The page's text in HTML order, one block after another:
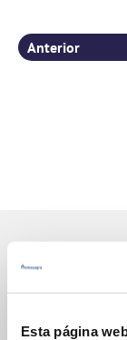
Esta página
Anterior
Gestiones